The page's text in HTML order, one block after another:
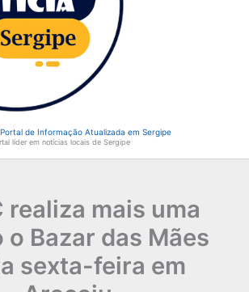
de Informação Atualizada em Sergipe
líder em notícias locais de Sergipe
realiza mais uma
o Bazar das Mães
sexta-feira em